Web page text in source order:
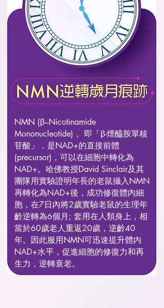
NMN (β–Nicotinamide
Mononucleotide)， 即「β-煙醯胺單核
苷酸」，是NAD+的直接前體
(precursor)，可以在細胞中轉化為
NAD+。哈佛教授David Sinclair及其
團隊用實驗證明年長的老鼠攝入NMN
再轉化為NAD+後，成功修復體內細
胞，在7日內將2歲實驗老鼠的生理年
齡逆轉為6個月; 套用在人類身上，相
當於60歲老人重返20歲，逆齡40
年。因此服用NMN可迅速提升體内
NAD+水平，促進細胞的修復力和再
生力，逆轉衰老。